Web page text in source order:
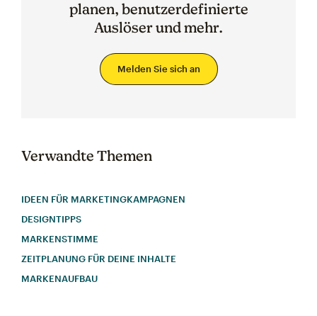
planen, benutzerdefinierte
Auslöser und mehr.
Melden Sie sich an
Verwandte Themen
IDEEN FÜR MARKETINGKAMPAGNEN
DESIGNTIPPS
MARKENSTIMME
ZEITPLANUNG FÜR DEINE INHALTE
MARKENAUFBAU